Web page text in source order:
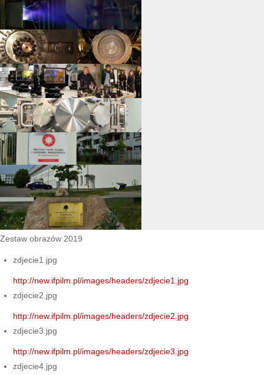
Zestaw obrazów 2019
zdjecie1.jpg
http://new.ifpilm.pl/images/headers/zdjecie1.jpg
zdjecie2.jpg
http://new.ifpilm.pl/images/headers/zdjecie2.jpg
zdjecie3.jpg
http://new.ifpilm.pl/images/headers/zdjecie3.jpg
zdjecie4.jpg